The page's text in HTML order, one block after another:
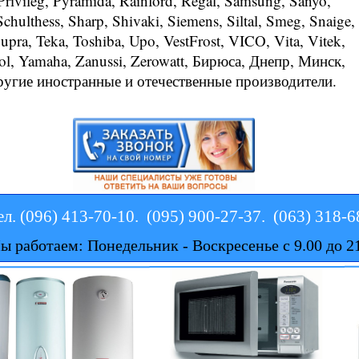
работаем: Понедельник - Воскресенье с 9.00 до
Sharp, Shivaki, Siemens, Siltal, Smeg, Snaige,
Teka, Toshiba, Upo, VestFrost, VICO, Vita, Vitek,
Yamaha, Zanussi, Zerowatt, Бирюса, Днепр, Минск,
иностранные и отечественные производители.
(096) 413-70-10. (095) 900-27-37. (063) 318-